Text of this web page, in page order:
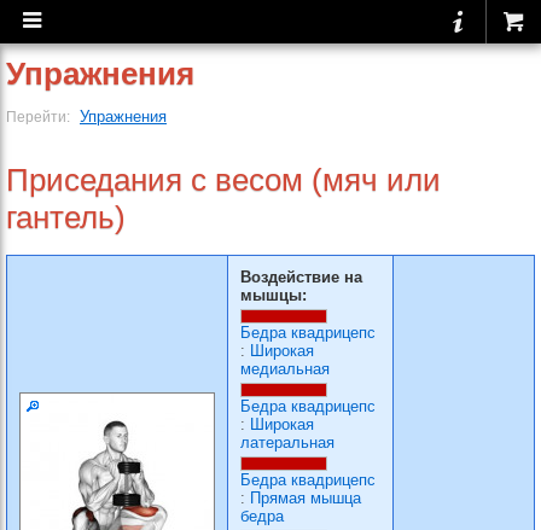
Упражнения
Перейти: Упражнения
Приседания с весом (мяч или
гантель)
Воздействие на
мышцы:
Бедра квадрицепс
: Широкая
медиальная
Бедра квадрицепс
: Широкая
латеральная
Бедра квадрицепс
: Прямая мышца
бедра